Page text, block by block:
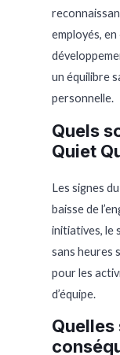
employés,
un équilibre
personnelle.
Quels
Quiet
Les signes
baisse de
initiatives, le
sans heures
pour les
d’équipe.
Quelles